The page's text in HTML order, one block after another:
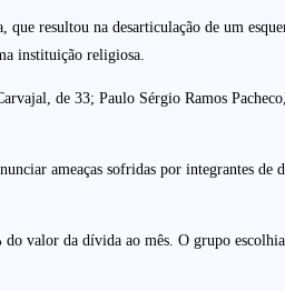
resultou na desarticulação de um
instituição religiosa.
de 33; Paulo Sérgio Ramos
ameaças sofridas por integrantes de
valor da dívida ao mês. O grupo